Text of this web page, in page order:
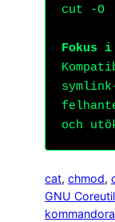
cut -O
Fokus
och
cat, chmod,
GNU